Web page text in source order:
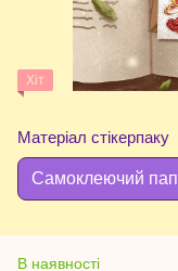
Хіт
Матеріал стікерпаку
Самоклеючий
В наявності